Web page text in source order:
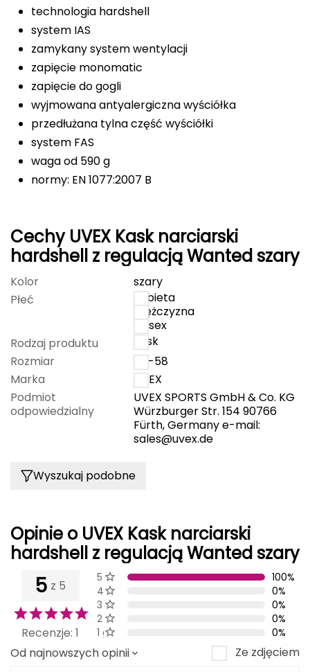
Dolomite
EISBAR
ENERO
ENERO CAMP
Elmer by Swany
Extremities
F
Fjord Nansen
G
GIVOVA
Gear Aid
Giant Dragon
Gilmonte
Giro
Grand Trunk
technologia hardshell
system IAS
zamykany system wentylacji
zapięcie monomatic
zapięcie do gogli
wyjmowana antyalergiczna wyściółka
przedłużana tylna część wyściółki
system FAS
waga od 590 g
normy: EN 1077:2007 B
Cechy UVEX Kask narciarski
hardshell z regulacją Wanted szary
Kolor
szary
Płeć
kobieta
mężczyzna
unisex
Rodzaj produktu
kask
Rozmiar
54-58
Marka
UVEX
Podmiot
odpowiedzialny
UVEX SPORTS GmbH & Co. KG
Würzburger Str. 154 90766
Fürth, Germany e-mail:
sales@uvex.de
Wyszukaj podobne
Opinie o UVEX Kask narciarski
hardshell z regulacją Wanted szary
5 z 5
Recenzje: 1
5 gwiazdki
100%
4 gwiazdek
0%
3 gwiazdek
0%
2 gwiazdek
0%
1 gwiazdki
0%
Od najnowszych opinii Ze zdjęciem